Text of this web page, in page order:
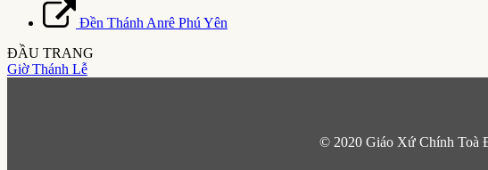
Đền Thánh Anrê Phú Yên
ĐẦU TRANG
Giờ Thánh Lễ
© 2020 Giáo Xứ Chính Toà